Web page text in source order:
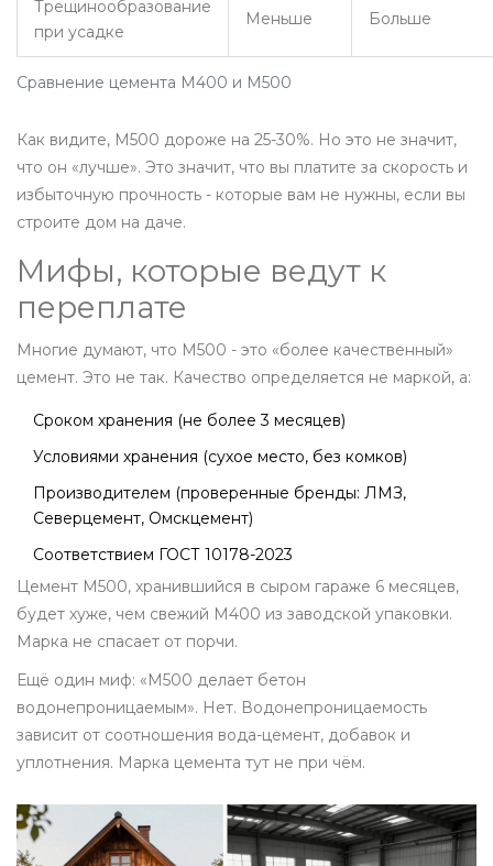
Сравнение цемента М400 и М500
Трещинообразование
при усадке
Меньше Больше
Как видите, М500 дороже на 25-30%. Но это не значит,
что он «лучше». Это значит, что вы платите за скорость и
избыточную прочность - которые вам не нужны, если вы
строите дом на даче.
Мифы, которые ведут к
переплате
Многие думают, что М500 - это «более качественный»
цемент. Это не так. Качество определяется не маркой, а:
Сроком хранения (не более 3 месяцев)
Условиями хранения (сухое место, без комков)
Производителем (проверенные бренды: ЛМЗ,
Северцемент, Омскцемент)
Соответствием ГОСТ 10178-2023
Цемент М500, хранившийся в сыром гараже 6 месяцев,
будет хуже, чем свежий М400 из заводской упаковки.
Марка не спасает от порчи.
Ещё один миф: «М500 делает бетон
водонепроницаемым». Нет. Водонепроницаемость
зависит от соотношения вода-цемент, добавок и
уплотнения. Марка цемента тут не при чём.